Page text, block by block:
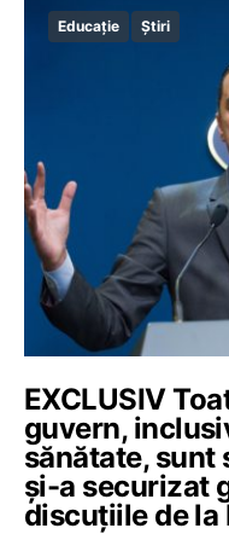
Educație Știri
EXCLUSIV
guvern,
sănătate, sunt
și-a securizat
discuțiile de